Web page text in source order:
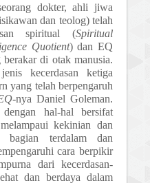
dokter, ahli jiwa
dan teolog) telah
spiritual (Spiritual
Quotient) dan EQ
berakar di otak manusia.
kecerdasan ketiga
yang telah berpengaruh
-nya Daniel Goleman.
hal-hal bersifat
kekinian dan
bagian terdalam dan
cara berpikir
dari kecerdasan-
dan berdaya dalam